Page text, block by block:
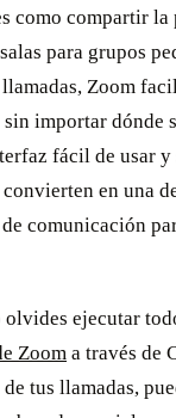
como compartir la
para grupos
Zoom
sin importar dónde
fácil de usar y
en una
comunicación
ejecutar
Zoom a través de
tus llamadas,